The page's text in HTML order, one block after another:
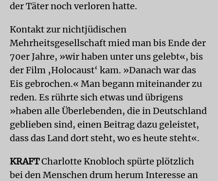
der Täter noch verloren hatte.
Kontakt zur nichtjüdischen
Mehrheitsgesellschaft mied man bis Ende der
70er Jahre, »wir haben unter uns gelebt«, bis
der Film ‚Holocaust‘ kam. »Danach war das
Eis gebrochen.« Man begann miteinander zu
reden. Es rührte sich etwas und übrigens
»haben alle Überlebenden, die in Deutschland
geblieben sind, einen Beitrag dazu geleistet,
dass das Land dort steht, wo es heute steht«.
KRAFTCharlotte Knobloch spürte plötzlich
bei den Menschen drum herum Interesse an